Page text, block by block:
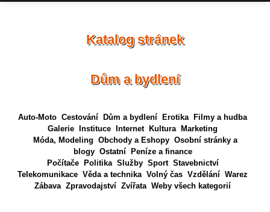
Katalog stránek
Dům a bydlení
Auto-Moto Cestování Dům a bydlení Erotika
Filmy a hudba
Galerie
Instituce Internet Kultura
Marketing
Móda, Modeling Obchody a Eshopy Osobní stránky a
blogy Ostatní
Peníze a finance
Počítače
Politika Služby Sport Stavebnictví
Telekomunikace Věda a technika Volný čas Vzdělání Warez
Zábava Zpravodajství Zvířata Weby všech kategorií